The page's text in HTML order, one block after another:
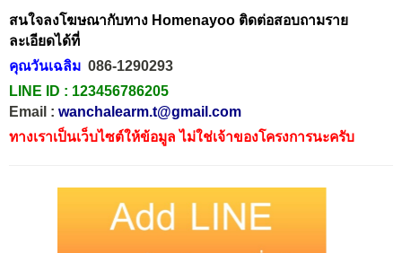
สนใจลงโฆษณากับทาง Homenayoo ติดต่อสอบถามราย
ละเอียดได้ที่
คุณวันเฉลิม 086-1290293
LINE ID : 123456786205
Email : wanchalearm.t@gmail.com
ทางเราเป็นเว็บไซต์ให้ข้อมูล ไม่ใช่เจ้าของโครงการนะครับ